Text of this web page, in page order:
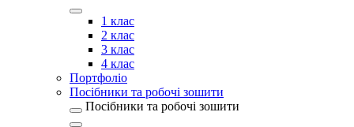
1 клас
2 клас
3 клас
4 клас
Портфоліо
Посібники та робочі зошити
Посібники та робочі зошити